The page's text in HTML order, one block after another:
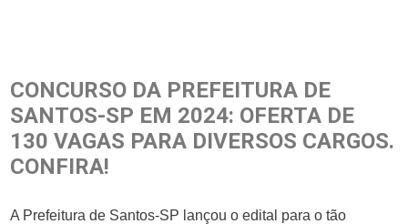
CONCURSO DA PREFEITURA DE
SANTOS-SP EM 2024: OFERTA DE
130 VAGAS PARA DIVERSOS CARGOS.
CONFIRA!
A Prefeitura de Santos-SP lançou o edital para o tão